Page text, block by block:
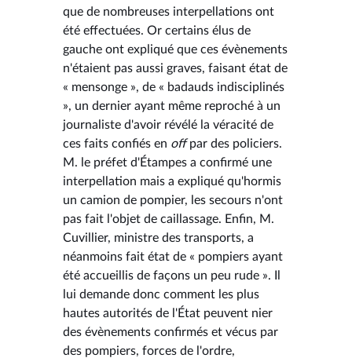
que de nombreuses interpellations ont
été effectuées. Or certains élus de
gauche ont expliqué que ces évènements
n'étaient pas aussi graves, faisant état de
« mensonge », de « badauds indisciplinés
», un dernier ayant même reproché à un
journaliste d'avoir révélé la véracité de
ces faits confiés en offpar des policiers.
M. le préfet d'Étampes a confirmé une
interpellation mais a expliqué qu'hormis
un camion de pompier, les secours n'ont
pas fait l'objet de caillassage. Enfin, M.
Cuvillier, ministre des transports, a
néanmoins fait état de « pompiers ayant
été accueillis de façons un peu rude ». Il
lui demande donc comment les plus
hautes autorités de l'État peuvent nier
des évènements confirmés et vécus par
des pompiers, forces de l'ordre,